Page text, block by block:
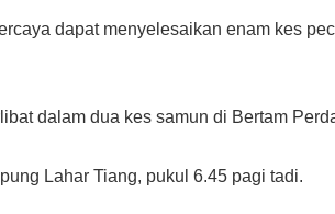
dapat menyelesaikan enam kes
dalam dua kes samun di Bertam
Lahar Tiang, pukul 6.45 pagi tadi.